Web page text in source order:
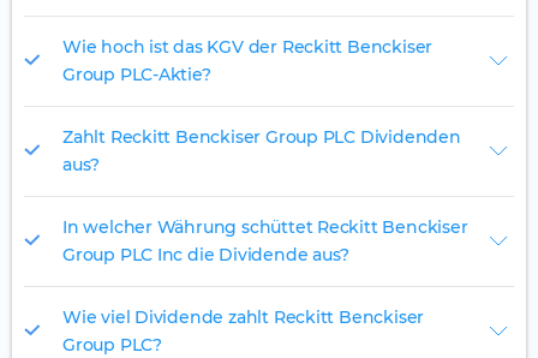
Wie hoch ist das KGV der Reckitt Benckiser
Group PLC-Aktie?
Zahlt Reckitt Benckiser Group PLC Dividenden
aus?
In welcher Währung schüttet Reckitt Benckiser
Group PLC Inc die Dividende aus?
Wie viel Dividende zahlt Reckitt Benckiser
Group PLC?